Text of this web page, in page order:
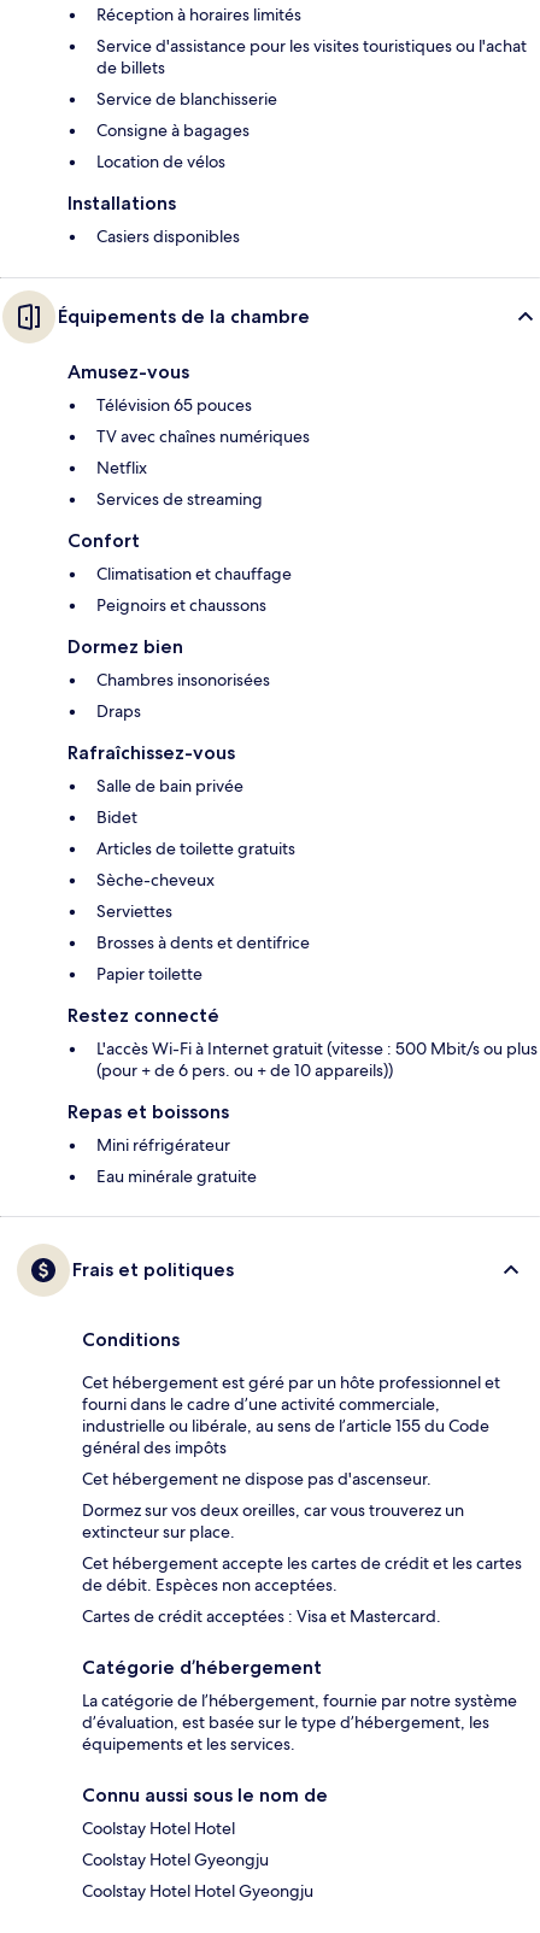
Réception à horaires limités
Service d'assistance pour les visites touristiques ou l'achat
de billets
Service de blanchisserie
Consigne à bagages
Location de vélos
Installations
Casiers disponibles
Équipements de la chambre
Amusez-vous
Télévision 65 pouces
TV avec chaînes numériques
Netflix
Services de streaming
Confort
Climatisation et chauffage
Peignoirs et chaussons
Dormez bien
Chambres insonorisées
Draps
Rafraîchissez-vous
Salle de bain privée
Bidet
Articles de toilette gratuits
Sèche-cheveux
Serviettes
Brosses à dents et dentifrice
Papier toilette
Restez connecté
L'accès Wi-Fi à Internet gratuit (vitesse : 500 Mbit/s ou plus
(pour + de 6 pers. ou + de 10 appareils))
Repas et boissons
Mini réfrigérateur
Eau minérale gratuite
Frais et politiques
Conditions
Cet hébergement est géré par un hôte professionnel et
fourni dans le cadre d’une activité commerciale,
industrielle ou libérale, au sens de l’article 155 du Code
général des impôts
Cet hébergement ne dispose pas d'ascenseur.
Dormez sur vos deux oreilles, car vous trouverez un
extincteur sur place.
Cet hébergement accepte les cartes de crédit et les cartes
de débit. Espèces non acceptées.
Cartes de crédit acceptées : Visa et Mastercard.
Catégorie d’hébergement
La catégorie de l’hébergement, fournie par notre système
d’évaluation, est basée sur le type d’hébergement, les
équipements et les services.
Connu aussi sous le nom de
Coolstay Hotel Hotel
Coolstay Hotel Gyeongju
Coolstay Hotel Hotel Gyeongju